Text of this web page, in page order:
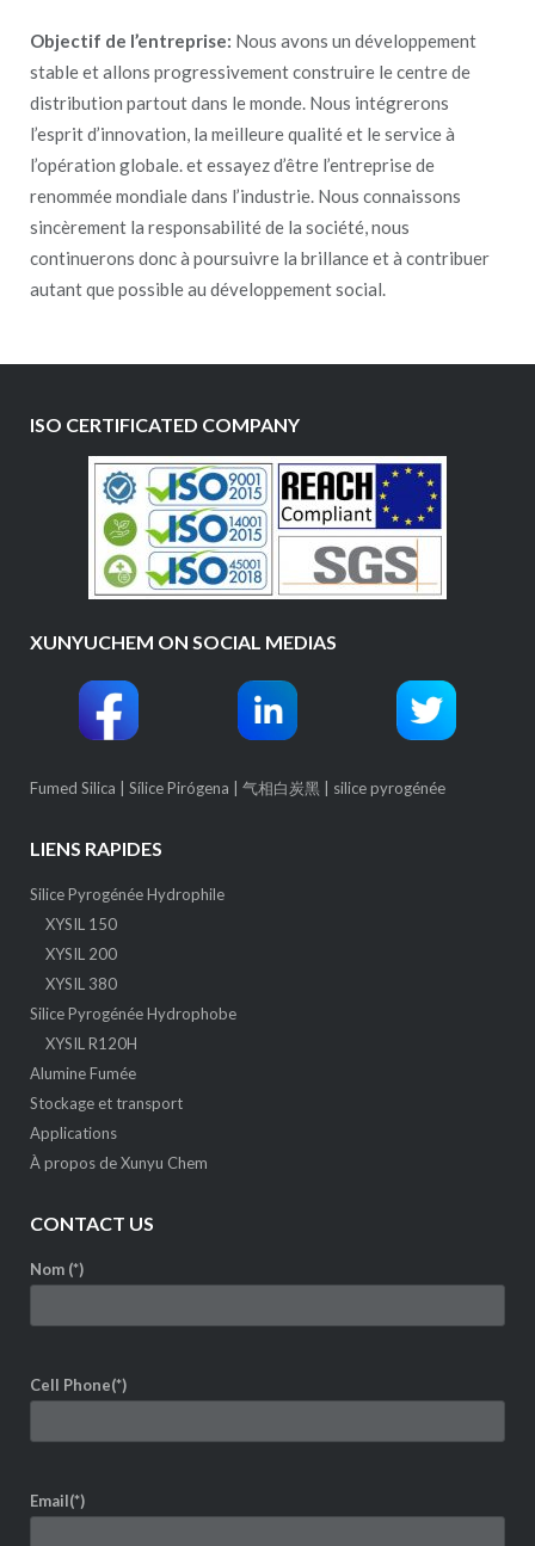
Objectif de l’entreprise: Nous avons un développement
stable et allons progressivement construire le centre de
distribution partout dans le monde. Nous intégrerons
l’esprit d’innovation, la meilleure qualité et le service à
l’opération globale. et essayez d’être l’entreprise de
renommée mondiale dans l’industrie. Nous connaissons
sincèrement la responsabilité de la société, nous
continuerons donc à poursuivre la brillance et à contribuer
autant que possible au développement social.
ISO CERTIFICATED COMPANY
XUNYUCHEM ON SOCIAL MEDIAS
Fumed Silica Sílice Pirógena 气相白炭黑 silice pyrogénée
LIENS RAPIDES
Silice Pyrogénée Hydrophile
XYSIL 150
XYSIL 200
XYSIL 380
Silice Pyrogénée Hydrophobe
XYSIL R120H
Alumine Fumée
Stockage et transport
Applications
À propos de Xunyu Chem
CONTACT US
Nom (*)
Cell Phone(*)
Email(*)